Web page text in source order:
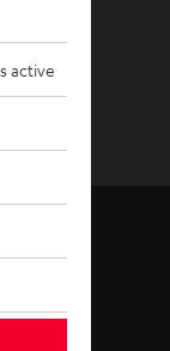
JETZT
ANMELDEN
active